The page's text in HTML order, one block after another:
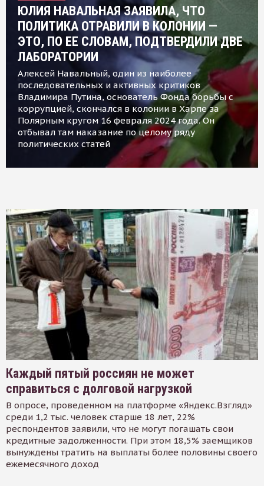
ЮЛИЯ НАВАЛЬНАЯ ЗАЯВИЛА, ЧТО
ПОЛИТИКА ОТРАВИЛИ В КОЛОНИИ —
ЭТО, ПО ЕЕ СЛОВАМ, ПОДТВЕРДИЛИ ДВЕ
ЛАБОРАТОРИИ
Алексей Навальный, один из наиболее
последовательных и активных критиков
Владимира Путина, основатель Фонда борьбы с
коррупцией, скончался в колонии в Харпе за
Полярным кругом 16 февраля 2024 года. Он
отбывал там наказание по целому ряду
политических статей
Каждый пятый россиян не может
справиться с долговой нагрузкой
В опросе, проведенном на платформе «Яндекс.Взгляд»
среди 1,2 тыс. человек старше 18 лет, 22%
респондентов заявили, что не могут погашать свои
кредитные задолженности. При этом 18,5% заемщиков
вынуждены тратить на выплаты более половины своего
ежемесячного доход